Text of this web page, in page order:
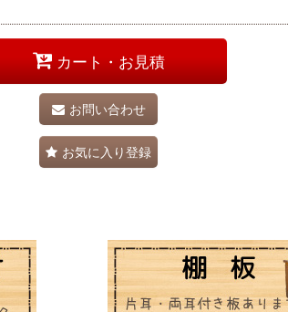
カート・お見積
お問い合わせ
お気に入り登録